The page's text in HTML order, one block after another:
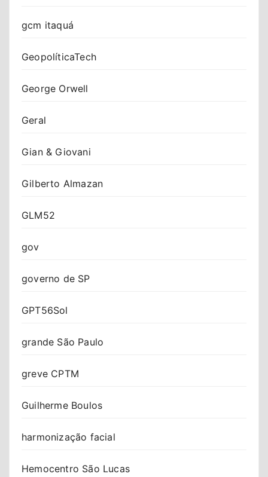
gcm itaquá
GeopolíticaTech
George Orwell
Geral
Gian & Giovani
Gilberto Almazan
GLM52
gov
governo de SP
GPT56Sol
grande São Paulo
greve CPTM
Guilherme Boulos
harmonização facial
Hemocentro São Lucas